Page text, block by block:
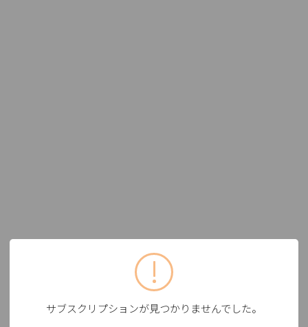
サブスクリプションが見つかりませんでした。